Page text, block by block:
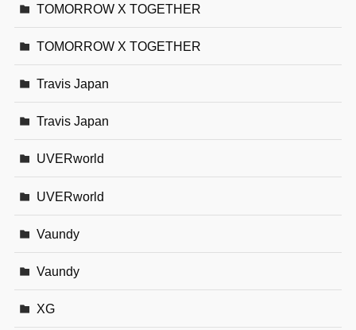
TOMORROW X TOGETHER
TOMORROW X TOGETHER
Travis Japan
Travis Japan
UVERworld
UVERworld
Vaundy
Vaundy
XG